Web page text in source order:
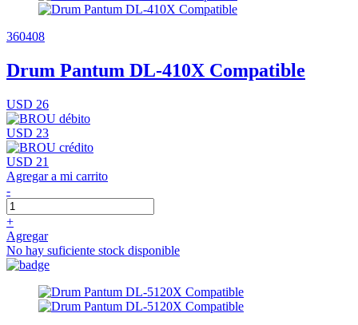
360408
Drum Pantum DL-410X Compatible
USD 26
USD 23
USD 21
Agregar a mi carrito
-
+
Agregar
No hay suficiente stock disponible